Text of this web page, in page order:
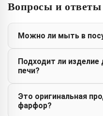
Вопросы и ответы
Можно ли мыть в
Подходит ли
печи?
Это оригинальная
фарфор?